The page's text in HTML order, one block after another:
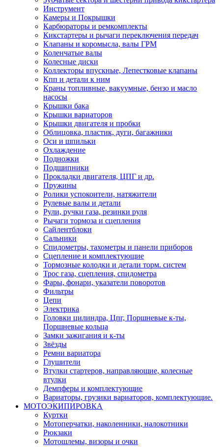
Инструмент
Камеры и Покрышки
Карбюраторы и ремкомплекты
Кикстартеры и рычаги переключения передач
Клапаны и коромысла, валы ГРМ
Коленчатые валы
Колесные диски
Коллекторы впускные, Лепестковые клапаны
Кпп и детали к ним
Краны топливные, вакуумные, бензо и масло
насосы
Крышки бака
Крышки вариаторов
Крышки двигателя и пробки
Облицовка, пластик, дуги, багажники
Оси и шпильки
Охлаждение
Подножки
Подшипники
Прокладки двигателя, ЦПГ и др.
Пружины
Ролики успокоители, натяжители
Рулевые валы и детали
Рули, ручки газа, резинки руля
Рычаги тормоза и сцепления
Сайлентблоки
Сальники
Спидометры, тахометры и панели приборов
Сцепление и комплектующие
Тормозные колодки и детали торм. систем
Трос газа, сцепления, спидометра
Фары, фонари, указатели поворотов
Фильтры
Цепи
Электрика
Головки цилиндра, Цпг, Поршневые к-ты,
Поршневые кольца
Замки зажигания и к-ты
Звёзды
Ремни вариатора
Глушители
Втулки стартеров, направляющие, колесные
втулки
Демпферы и комплектующие
Вариаторы, грузики вариаторов, комплектующие.
МОТОЭКИПИРОВКА
Куртки
Мотоперчатки, наколенники, налокотники
Рюкзаки
Мотошлемы, визоры и очки